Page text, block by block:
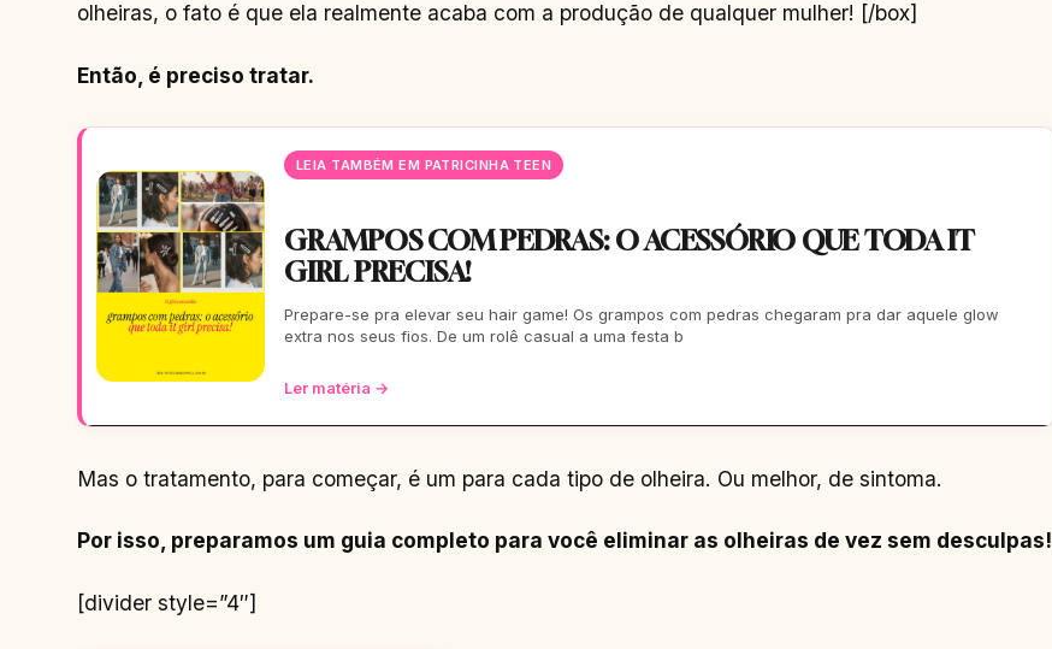
olheiras, o fato é que ela realmente acaba com a produção de qualquer mulher! [/box]
Então, é preciso tratar.
LEIA TAMBÉM EM PATRICINHA TEEN
GRAMPOS COM PEDRAS: O ACESSÓRIO QUE TODA IT
GIRL PRECISA!
Prepare-se pra elevar seu hair game! Os grampos com pedras chegaram pra dar aquele glow
extra nos seus fios. De um rolê casual a uma festa b
Ler matéria →
Mas o tratamento, para começar, é um para cada tipo de olheira. Ou melhor, de sintoma.
Por isso, preparamos um guia completo para você eliminar as olheiras de vez sem desculpas!
[divider style=”4″]